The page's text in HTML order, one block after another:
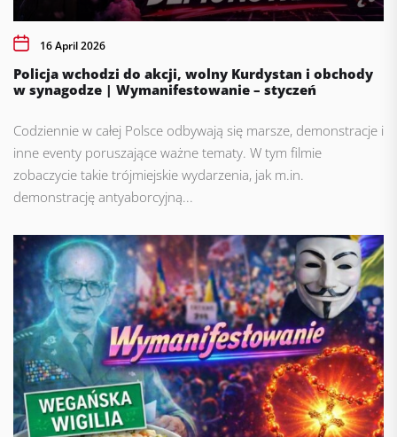
16 April 2026
Policja wchodzi do akcji, wolny Kurdystan i obchody
w synagodze | Wymanifestowanie – styczeń
Codziennie w całej Polsce odbywają się marsze, demonstracje i
inne eventy poruszające ważne tematy. W tym filmie
zobaczycie takie trójmiejskie wydarzenia, jak m.in.
demonstrację antyaborcyjną...